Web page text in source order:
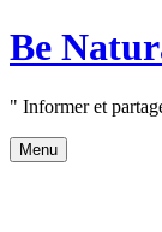
Aller
au
Be
" Informer et
Menu